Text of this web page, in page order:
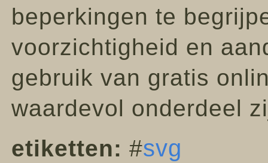
beperkingen te
voorzichtigheid en
gebruik van gratis
waardevol onderdeel
etiketten: #svg